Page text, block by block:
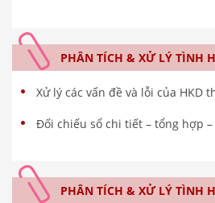
PHÂN TÍCH & XỬ LÝ TÌNH
Xử lý các vấn đề và lỗi của HKD
Đối chiếu sổ chi tiết – tổng hợp –
PHÂN TÍCH & XỬ LÝ TÌNH